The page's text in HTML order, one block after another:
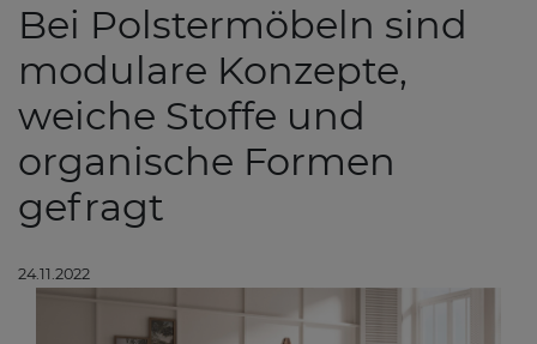
Bei Polstermöbeln sind
modulare Konzepte,
weiche Stoffe und
organische Formen
gefragt
24.11.2022